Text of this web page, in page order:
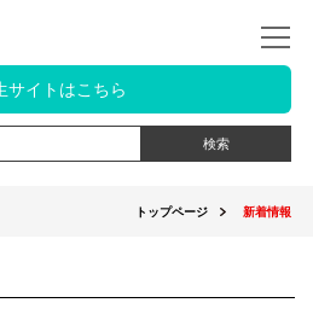
サイトはこちら
トップページ 新着情報